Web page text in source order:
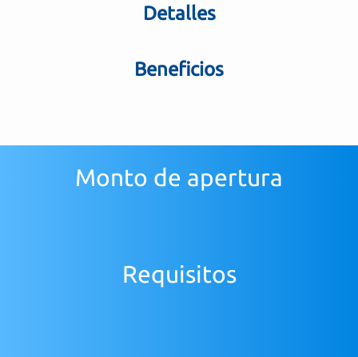
Detalles
Beneficios
Monto de apertura
Requisitos